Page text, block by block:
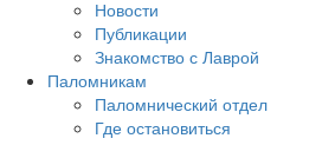
Новости
Публикации
Знакомство с Лаврой
Паломникам
Паломнический отдел
Где остановиться